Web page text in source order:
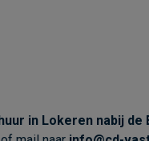
in Lokeren nabij de